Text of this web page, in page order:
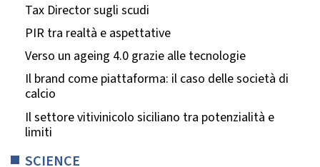
Tax Director sugli scudi
PIR tra realtà e aspettative
Verso un ageing 4.0 grazie alle tecnologie
Il brand come piattaforma: il caso delle società di
calcio
Il settore vitivinicolo siciliano tra potenzialità e
limiti
SCIENCE